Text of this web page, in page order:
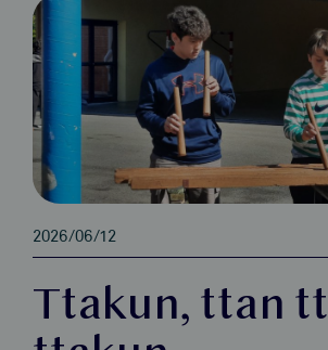
2026/06/12
Ttakun, ttan